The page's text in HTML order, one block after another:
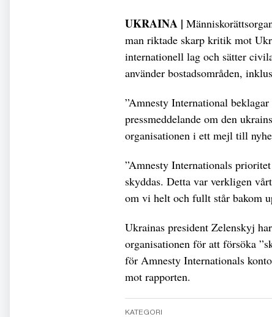
UKRAINA |
man riktade skarp kritik mot
internationell lag och sätter
använder bostadsområden,
”Amnesty International
pressmeddelande om den
organisationen i ett mejl till
”Amnesty Internationals
skyddas. Detta var verkligen
om vi helt och fullt står bakom
Ukrainas president Zelenskyj
organisationen för att försöka
för Amnesty Internationals
mot rapporten.
KATEGORI